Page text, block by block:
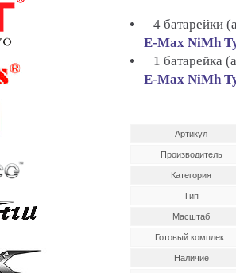
4 батарейки
E-Max NiMh
1 батарейка
E-Max NiMh
Артикул
Производитель
Категория
Тип
Масштаб
Готовый комплект
Наличие